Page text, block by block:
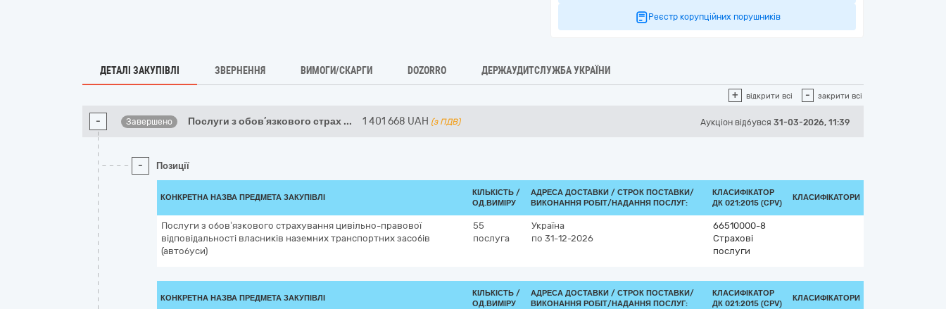
Реєстр корупційних порушників
ДЕТАЛІ ЗАКУПІВЛІ ЗВЕРНЕННЯ ВИМОГИ/СКАРГИ DOZORRO ДЕРЖАУДИТСЛУЖБА УКРАЇНИ
+ відкрити всі - закрити всі
- Завершено Послуги з обов’язкового страх ... 1 401 668 UAH (з ПДВ) Аукціон відбувся 31-03-2026, 11:39
- Позиції
КОНКРЕТНА НАЗВА ПРЕДМЕТА ЗАКУПІВЛІ
КІЛЬКІСТЬ /
ОД.ВИМІРУ
АДРЕСА ДОСТАВКИ / СТРОК ПОСТАВКИ/
ВИКОНАННЯ РОБІТ/НАДАННЯ ПОСЛУГ:
КЛАСИФІКАТОР
ДК 021:2015 (CPV)
КЛАСИФІКАТОРИ
Послуги з обов’язкового страхування цивільно-правової
відповідальності власників наземних транспортних засобів
(автобуси)
55
послуга
Україна
по 31-12-2026
66510000-8
Страхові
послуги
КОНКРЕТНА НАЗВА ПРЕДМЕТА ЗАКУПІВЛІ
КІЛЬКІСТЬ /
ОД.ВИМІРУ
АДРЕСА ДОСТАВКИ / СТРОК ПОСТАВКИ/
ВИКОНАННЯ РОБІТ/НАДАННЯ ПОСЛУГ:
КЛАСИФІКАТОР
ДК 021:2015 (CPV)
КЛАСИФІКАТОРИ